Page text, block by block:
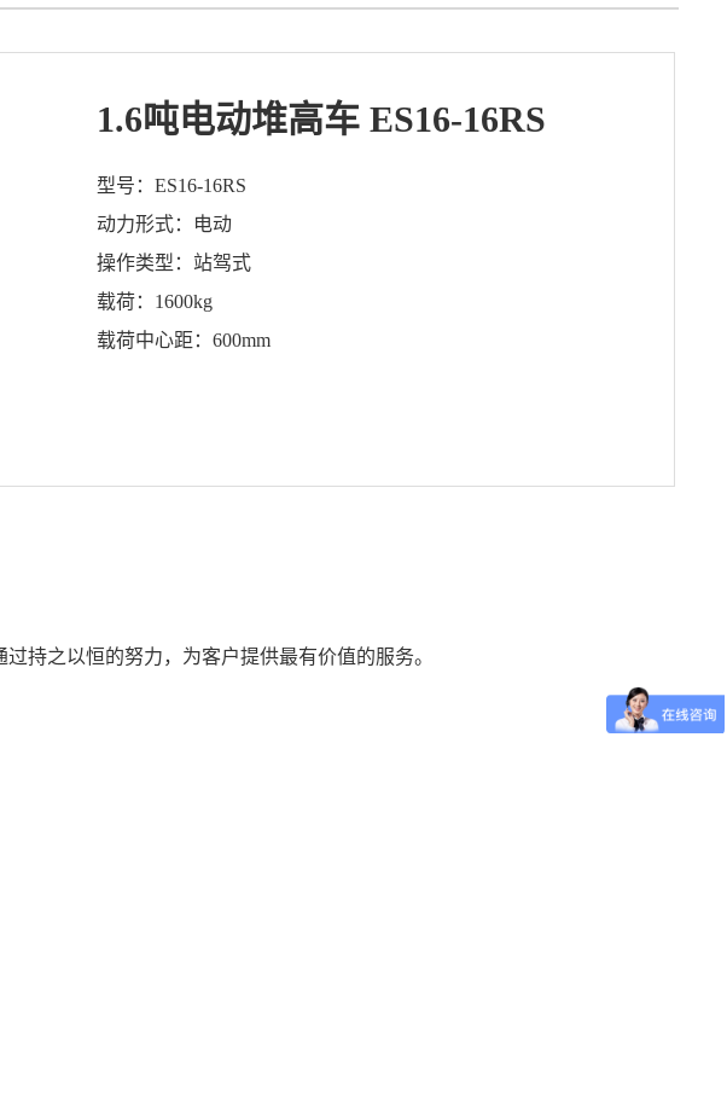
1.6吨电动堆高车 ES16-16RS
型号：ES16-16RS
动力形式：电动
操作类型：站驾式
载荷：1600kg
载荷中心距：600mm
持之以恒的努力，为客户提供最有价值的服务。